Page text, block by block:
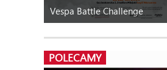
Vespa Battle Challenge
POLECAMY